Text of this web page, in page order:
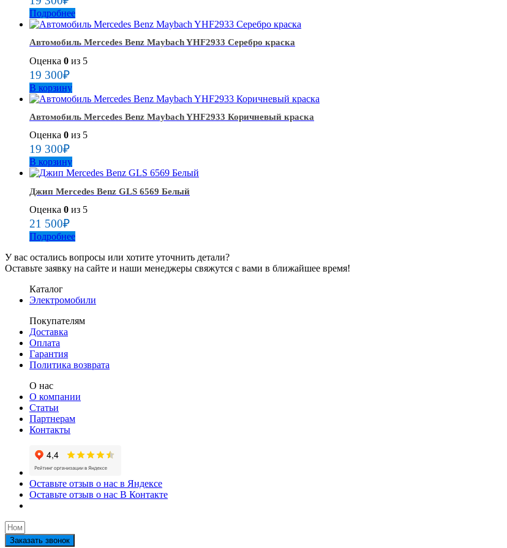
Подробнее
Автомобиль Mercedes Benz Maybach YHF2933 Серебро краска
Оценка 0 из 5
19 300₽
В корзину
Автомобиль Mercedes Benz Maybach YHF2933 Коричневый краска
Оценка 0 из 5
19 300₽
В корзину
Джип Mercedes Benz GLS 6569 Белый
Оценка 0 из 5
21 500₽
Подробнее
У вас остались вопросы или хотите уточнить детали?
Оставьте заявку на сайте и наши менеджеры свяжутся с вами в ближайшее время!
Каталог
Электромобили
Покупателям
Доставка
Оплата
Гарантия
Политика возврата
О нас
О компании
Статьи
Партнерам
Контакты
Оставьте отзыв о нас в Яндексе
Оставьте отзыв о нас В Контакте
Заказать звонок